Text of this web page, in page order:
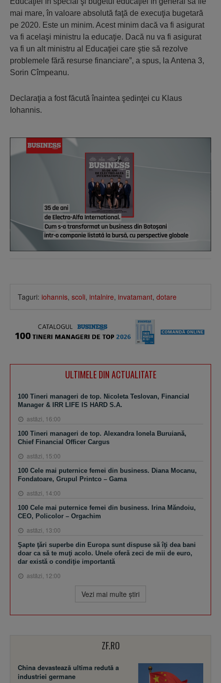
mai mare, în valoare absolută faţă de execuţia bugetară
pe 2020. Este un minim. Acest minim dacă va fi asigurat
va fi acelaşi ministru la educaţie. Dacă nu va fi asigurat
va fi un alt ministru al Educaţiei care ştie să rezolve
problemele fără resurse financiare”, a spus, la Antena 3,
Sorin Cîmpeanu.
Declaraţia a fost făcută înaintea şedinţei cu Klaus
Iohannis.
Taguri: iohannis, scoli, intalnire, invatamant, dotare
ULTIMELE DIN ACTUALITATE
100 Tineri manageri de top. Nicoleta Teslovan, Financial
Manager & IRR LIFE IS HARD S.A.
astăzi, 16:00
100 Tineri manageri de top. Alexandra Ionela Buruiană,
Chief Financial Officer Cargus
astăzi, 15:00
100 Cele mai puternice femei din business. Diana Mocanu,
Fondatoare, Grupul Printco – Gama
astăzi, 14:00
100 Cele mai puternice femei din business. Irina Măndoiu,
CEO, Policolor – Orgachim
astăzi, 13:00
Şapte ţări superbe din Europa sunt dispuse să îţi dea bani
doar ca să te muţi acolo. Unele oferă zeci de mii de euro,
dar există o condiţie importantă
astăzi, 12:00
Vezi mai multe ştiri
ZF.RO
China devastează ultima redută a
industriei germane